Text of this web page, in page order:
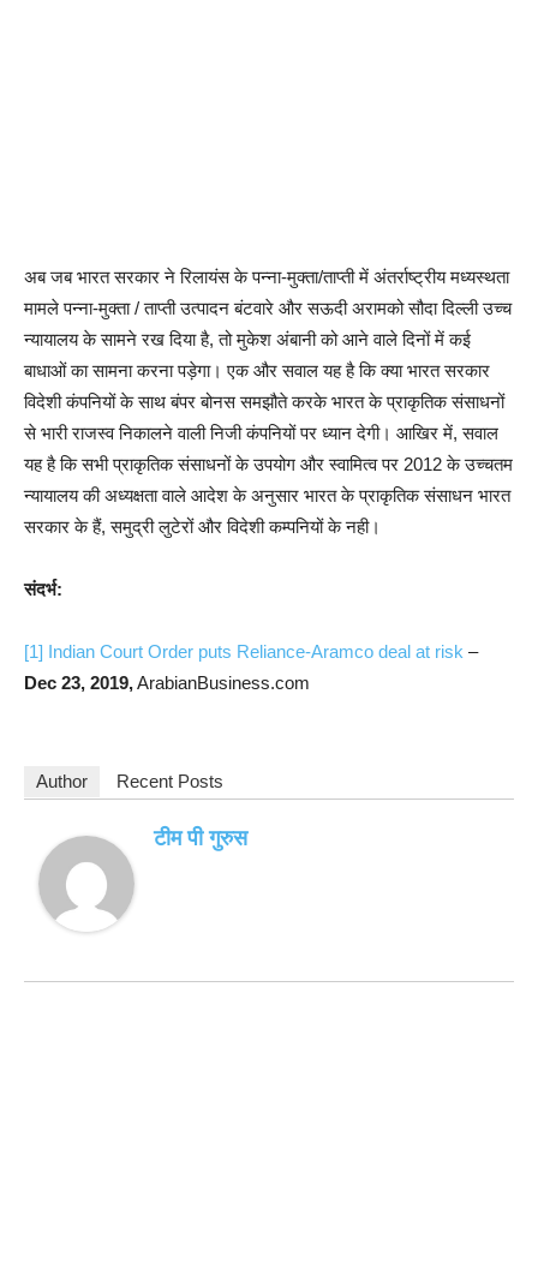
अब जब भारत सरकार ने रिलायंस के पन्ना-मुक्ता/ताप्ती में अंतर्राष्ट्रीय मध्यस्थता
मामले पन्ना-मुक्ता / ताप्ती उत्पादन बंटवारे और सऊदी अरामको सौदा दिल्ली उच्च
न्यायालय के सामने रख दिया है, तो मुकेश अंबानी को आने वाले दिनों में कई
बाधाओं का सामना करना पड़ेगा। एक और सवाल यह है कि क्या भारत सरकार
विदेशी कंपनियों के साथ बंपर बोनस समझौते करके भारत के प्राकृतिक संसाधनों
से भारी राजस्व निकालने वाली निजी कंपनियों पर ध्यान देगी। आखिर में, सवाल
यह है कि सभी प्राकृतिक संसाधनों के उपयोग और स्वामित्व पर 2012 के उच्चतम
न्यायालय की अध्यक्षता वाले आदेश के अनुसार भारत के प्राकृतिक संसाधन भारत
सरकार के हैं, समुद्री लुटेरों और विदेशी कम्पनियों के नही।
संदर्भ:
[1] Indian Court Order puts Reliance-Aramco deal at risk –
Dec 23, 2019,ArabianBusiness.com
Author Recent Posts
टीम पी गुरुस